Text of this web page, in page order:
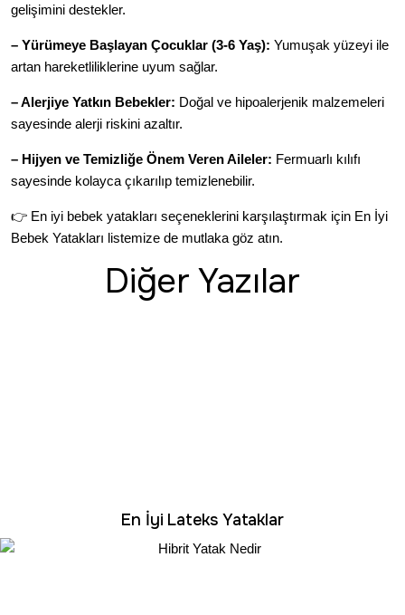
gelişimini destekler.
– Yürümeye Başlayan Çocuklar (3-6 Yaş): Yumuşak yüzeyi ile
artan hareketliliklerine uyum sağlar.
– Alerjiye Yatkın Bebekler: Doğal ve hipoalerjenik malzemeleri
sayesinde alerji riskini azaltır.
– Hijyen ve Temizliğe Önem Veren Aileler: Fermuarlı kılıfı
sayesinde kolayca çıkarılıp temizlenebilir.
👉 En iyi bebek yatakları seçeneklerini karşılaştırmak için En İyi
Bebek Yatakları listemize de mutlaka göz atın.
Diğer Yazılar
En İyi Lateks Yataklar